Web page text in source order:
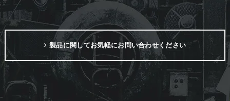
製品に関してお気軽にお問い合わせください